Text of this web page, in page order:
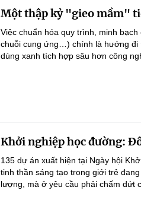
Một thập kỷ "gieo mầm"
Việc chuẩn hóa quy trình, minh
chuỗi cung ứng…) chính là hướng đi
dùng xanh tích hợp sâu hơn công
Khởi nghiệp học đường:
135 dự án xuất hiện tại Ngày hội
tinh thần sáng tạo trong giới trẻ
lượng, mà ở yêu cầu phải chấm dứt